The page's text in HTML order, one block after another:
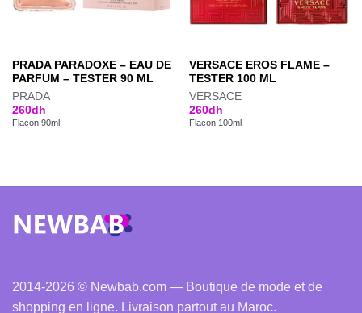
PRADA PARADOXE – EAU DE
PARFUM – TESTER 90 ML
PRADA
260dh
Flacon 90ml
VERSACE EROS FLAME –
TESTER 100 ML
VERSACE
260dh
Flacon 100ml
2014-2026 © Newbab.com — Boutique de mode et de
shopping en ligne. Livraison partout au Maroc.